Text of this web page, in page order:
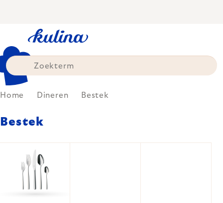
Home Dineren Bestek
Bestek